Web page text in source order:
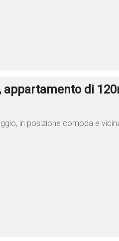
appartamento di
in posizione comoda e